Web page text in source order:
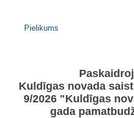
Pielikums
Kuldīgas novada
9/2026 "Kuldīgas
gada